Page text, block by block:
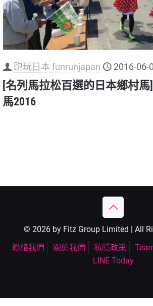
跑玩日本 funrunjapan 2016-06-
[名列馬拉松百選的日本鄉村
馬2016
© 2026 by Fitz Group Limited | All
聯絡我們
關於我們 私隱政策
LINE Today